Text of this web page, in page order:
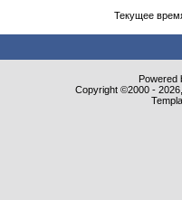
Текущее
Powered
Copyright ©2000 -